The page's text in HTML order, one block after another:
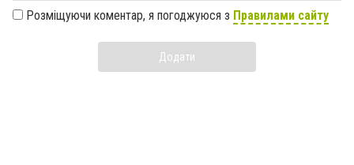
Розміщуючи коментар, я погоджуюся з Правилами сайту
Додати